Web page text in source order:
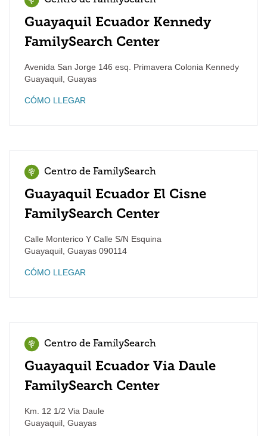
Guayaquil Ecuador Kennedy
FamilySearch Center
Avenida San Jorge 146 esq. Primavera Colonia Kennedy
Guayaquil Guayas
CÓMO LLEGAR
Centro de FamilySearch
Guayaquil Ecuador El Cisne
FamilySearch Center
Calle Monterico Y Calle S/N Esquina
Guayaquil Guayas 090114
CÓMO LLEGAR
Centro de FamilySearch
Guayaquil Ecuador Via Daule
FamilySearch Center
Km. 12 1/2 Via Daule
Guayaquil Guayas